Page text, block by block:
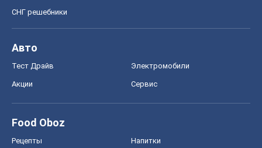
СНГ решебники
Авто
Тест Драйв Электромобили
Акции Сервис
Food Oboz
Рецепты Напитки